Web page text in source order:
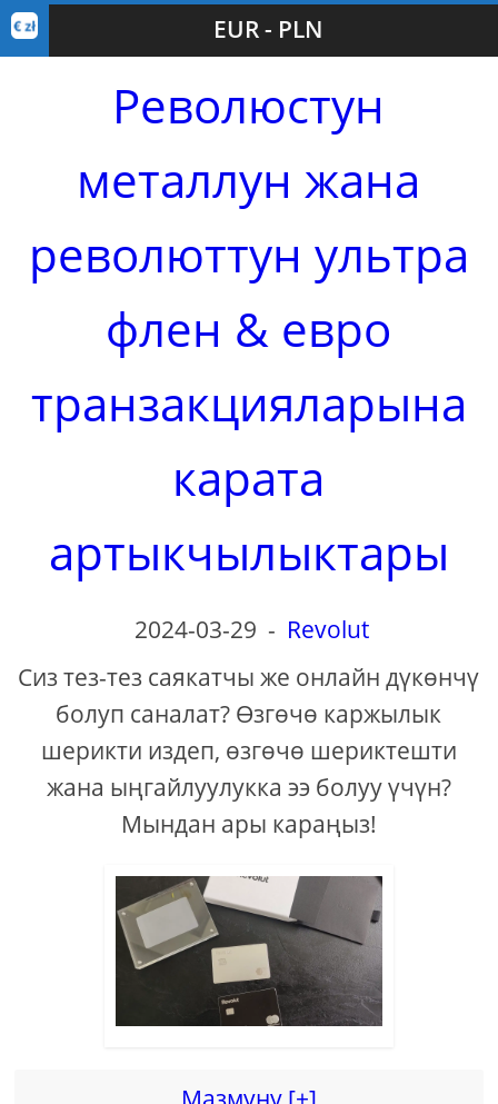
EUR - PLN
Революстун
металлун жана
революттун ультра
флен & евро
транзакцияларына
карата
артыкчылыктары
2024-03-29 - Revolut
Сиз тез-тез саякатчы же онлайн дүкөнчү
болуп саналат? Өзгөчө каржылык
шерикти издеп, өзгөчө шериктешти
жана ыңгайлуулукка ээ болуу үчүн?
Мындан ары караңыз!